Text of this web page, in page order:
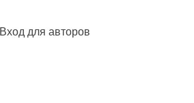
Вход для авторов